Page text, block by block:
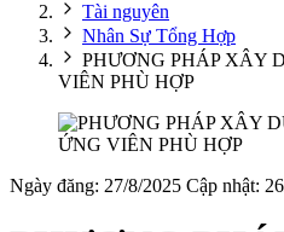
Tài nguyên
Nhân Sự Tổng Hợp
PHƯƠNG PHÁP XÂY
VIÊN PHÙ HỢP
Ngày đăng: 27/8/2025 Cập nhật: